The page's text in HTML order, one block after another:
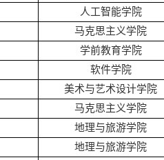
人工智能学院
马克思主义学院
学前教育学院
软件学院
美术与艺术设计学院
马克思主义学院
地理与旅游学院
地理与旅游学院